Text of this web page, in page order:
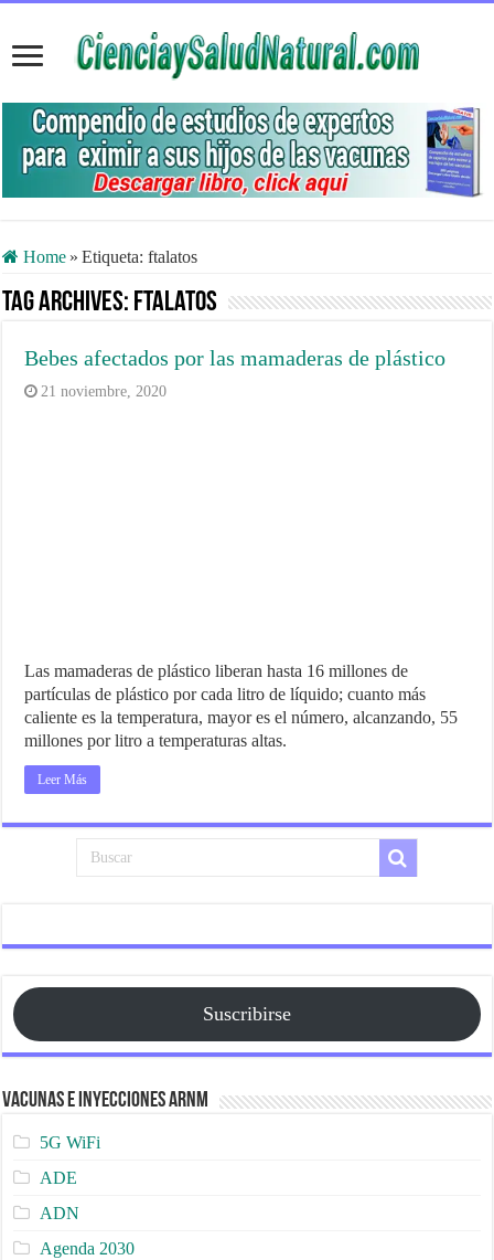
Home » Etiqueta:ftalatos
Tag Archives: ftalatos
Bebes afectados por las mamaderas de plástico
21 noviembre, 2020
Las mamaderas de plástico liberan hasta 16 millones de
partículas de plástico por cada litro de líquido; cuanto más
caliente es la temperatura, mayor es el número, alcanzando, 55
millones por litro a temperaturas altas.
Leer Más
Suscribirse
Vacunas e Inyecciones ARNm
5G WiFi
ADE
ADN
Agenda 2030